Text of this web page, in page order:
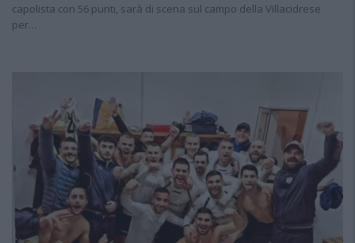
capolista con 56 punti, sarà di scena sul campo della Villacidrese
per…